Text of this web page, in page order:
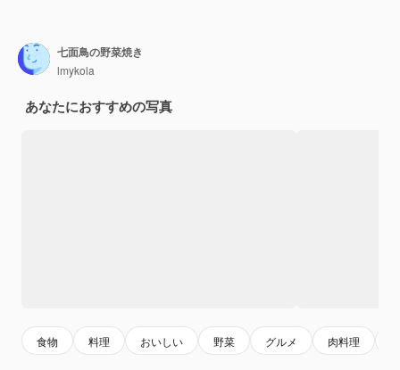
七面鳥の野菜焼き
lmykola
あなたにおすすめの写真
食物 料理 おいしい 野菜 グルメ 肉料理